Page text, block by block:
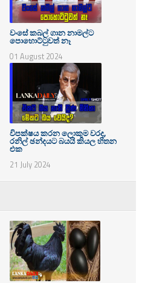
වංසේ කබල් ගාන නාමල්ට
පොහොට්ටුවත් නෑ
01 August 2024
විපක්ෂය කරන ලොකුම වරද,
රනිල් ඡන්දයට බයයි කියල හිතන
එක
21 July 2024